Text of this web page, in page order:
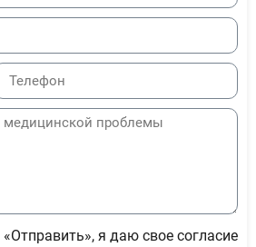
я даю свое согласие